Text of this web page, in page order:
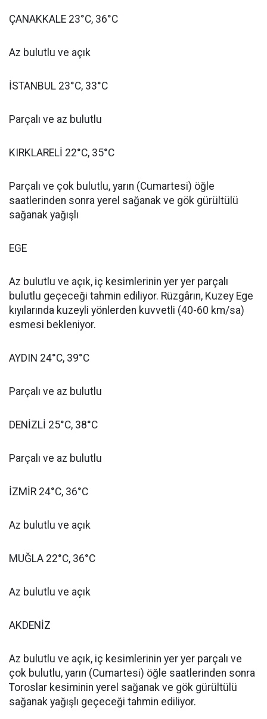
ÇANAKKALE 23°C, 36°C
Az bulutlu ve açık
İSTANBUL 23°C, 33°C
Parçalı ve az bulutlu
KIRKLARELİ 22°C, 35°C
Parçalı ve çok bulutlu, yarın (Cumartesi) öğle
saatlerinden sonra yerel sağanak ve gök gürültülü
sağanak yağışlı
EGE
Az bulutlu ve açık, iç kesimlerinin yer yer parçalı
bulutlu geçeceği tahmin ediliyor. Rüzgârın, Kuzey Ege
kıyılarında kuzeyli yönlerden kuvvetli (40-60 km/sa)
esmesi bekleniyor.
AYDIN 24°C, 39°C
Parçalı ve az bulutlu
DENİZLİ 25°C, 38°C
Parçalı ve az bulutlu
İZMİR 24°C, 36°C
Az bulutlu ve açık
MUĞLA 22°C, 36°C
Az bulutlu ve açık
AKDENİZ
Az bulutlu ve açık, iç kesimlerinin yer yer parçalı ve
çok bulutlu, yarın (Cumartesi) öğle saatlerinden sonra
Toroslar kesiminin yerel sağanak ve gök gürültülü
sağanak yağışlı geçeceği tahmin ediliyor.